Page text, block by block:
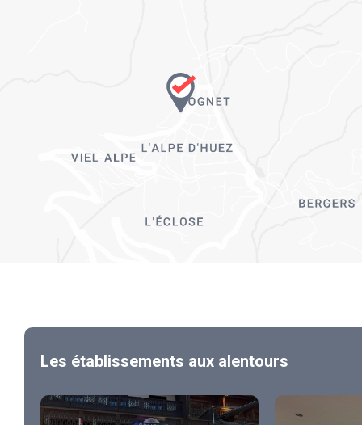
Les établissements aux alentours